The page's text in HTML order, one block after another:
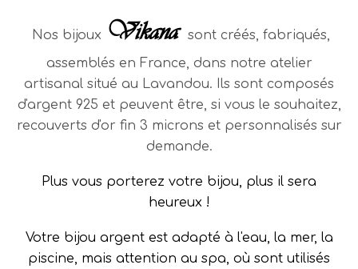
Nos bijoux Vikana
sont créés, fabriqués,
assemblés en France, dans notre atelier
artisanal situé au Lavandou.
Ils sont composés
d'argent 925 et peuvent être, si vous le souhaitez,
recouverts d'or fin 3 microns et personnalisés sur
demande.
Plus vous porterez votre bijou, plus il sera
heureux !
Votre bijou argent est adapté à l'eau, la mer, la
piscine, mais attention au spa, où sont utilisés